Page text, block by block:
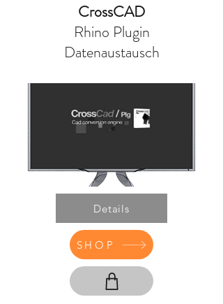
CrossCAD
Rhino Plugin
Datenaustausch
Details
SHOP